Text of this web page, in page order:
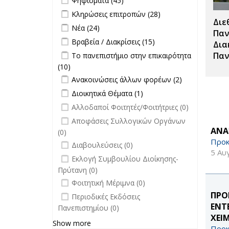
5
Σπουδές filter
Apply Κληρώσεις επιτροπών filter
Κληρώσεις επιτροπών (28)
Apply Νέα filter
Νέα (24)
Apply Βραβεία / Διακρίσεις filter
Βραβεία / Διακρίσεις (15)
Διακρίσεις
Apply Το πανεπιστήμιο στην
επικαιρότητα filter
Το πανεπιστήμιο στην επικαιρότητα
(10)
επικαιρότητα filter
Apply Ανακοινώσεις άλλων φορέων
filter
Ανακοινώσεις άλλων φορέων (2)
φορέων filter
Apply Διοικητικά Θέματα filter
Διοικητικά Θέματα (1)
undefined
Αλλοδαποί Φοιτητές/Φοιτήτριες (0)
undefined
Αποφάσεις Συλλογικών Οργάνων
(0)
undefined
Διαβουλεύσεις (0)
undefined
Εκλογή Συμβουλίου Διοίκησης-
Πρύτανη (0)
undefined
Φοιτητική Μέριμνα (0)
undefined
Περιοδικές Εκδόσεις
Πανεπιστημίου (0)
Show more